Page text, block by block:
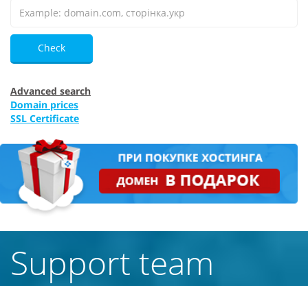
Check
Advanced search
Domain prices
SSL Certificate
Support team